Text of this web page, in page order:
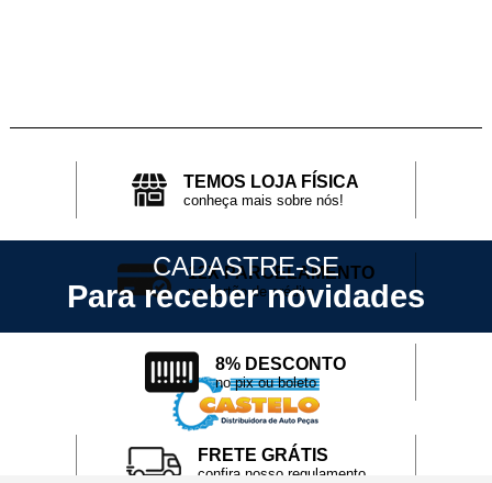
TEMOS LOJA FÍSICA
conheça mais sobre nós!
12X PARCELAMENTO
no cartão de crédito
8% DESCONTO
no pix ou boleto
FRETE GRÁTIS
confira nosso regulamento
CADASTRE-SE
Para receber novidades